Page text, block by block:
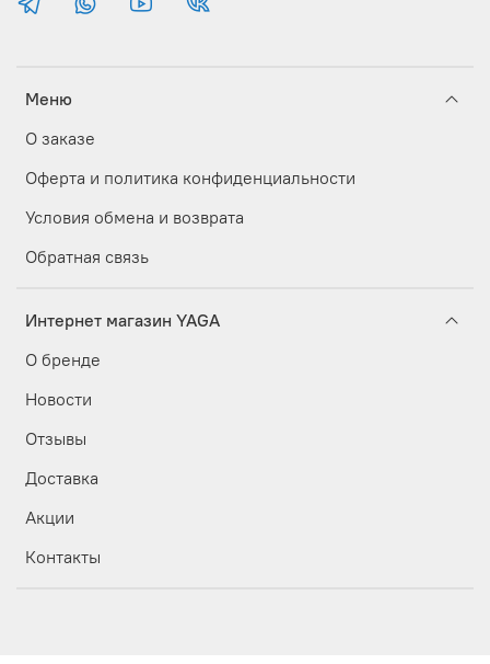
Меню
О заказе
Оферта и политика конфиденциальности
Условия обмена и возврата
Обратная связь
Интернет магазин YAGA
О бренде
Новости
Отзывы
Доставка
Акции
Контакты